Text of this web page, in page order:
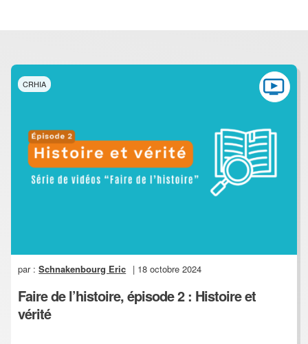
CRHIA
par :Schnakenbourg Eric | 18 octobre 2024
Faire de l’histoire, épisode 2 : Histoire et
vérité